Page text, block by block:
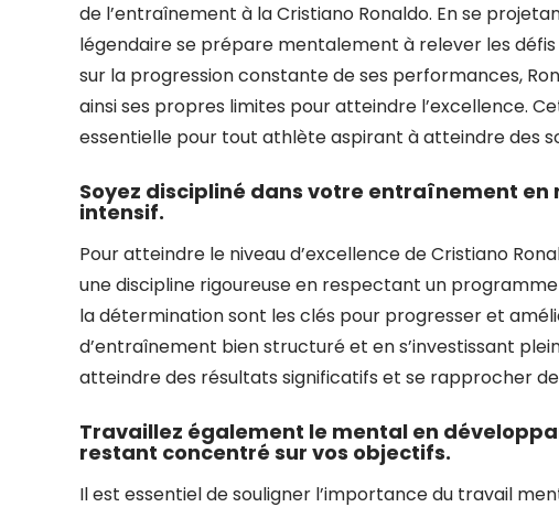
de l’entraînement à la Cristiano Ronaldo. En se
légendaire se prépare mentalement à relever les
sur la progression constante de ses performances,
ainsi ses propres limites pour atteindre l’excellence.
essentielle pour tout athlète aspirant à atteindre des
Soyez discipliné dans votre entraînement
intensif.
Pour atteindre le niveau d’excellence de Cristiano
une discipline rigoureuse en respectant un
la détermination sont les clés pour progresser et
d’entraînement bien structuré et en s’investissant
atteindre des résultats significatifs et se rapprocher
Travaillez également le mental en
restant concentré sur vos objectifs.
Il est essentiel de souligner l’importance du travail